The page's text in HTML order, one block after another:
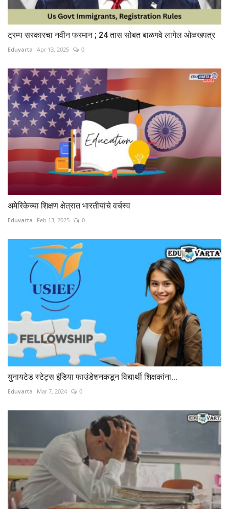
ट्रम्प सरकारचा नवीन फरमान ; 24 तास सोबत बाळगवे लागेल ओळखपत्र
Eduvarta Apr 13, 2025 0
अमेरिकेच्या शिक्षण क्षेत्रात भारतीयांचे वर्चस्व
Eduvarta Feb 13, 2025 0
युनायटेड स्टेट्स इंडिया फाउंडेशनकडून विद्यार्थी शिक्षकांना...
Eduvarta Mar 7, 2024 0